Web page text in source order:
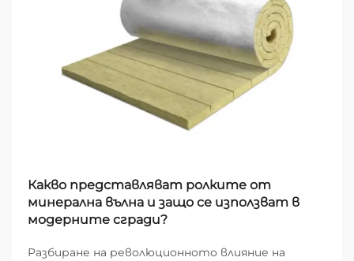
Какво представляват ролките от
минерална вълна и защо се използват в
модерните сгради?
Разбиране на революционното влияние на